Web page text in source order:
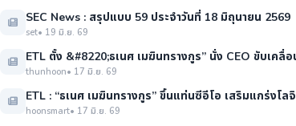
SEC News : สรุปแบบ 59 ประจำวันที่ 18 มิถุนายน 2569
set• 19 มิ.ย. 69
ETL ตั้ง &#8220;ธเนศ เมฆินทรางกูร” นั่ง CEO ขับเคลื่
thunhoon• 17 มิ.ย. 69
ETL : “ธเนศ เมฆินทรางกูร” ขึ้นแท่นซีอีโอ เสริมแกร่งโ
hoonsmart• 17 มิ.ย. 69